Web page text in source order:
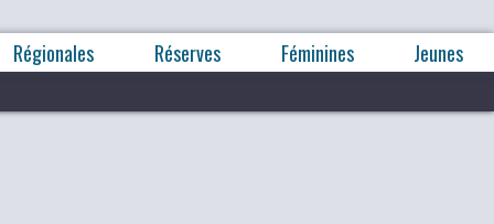
Régionales Réserves Féminines Jeunes